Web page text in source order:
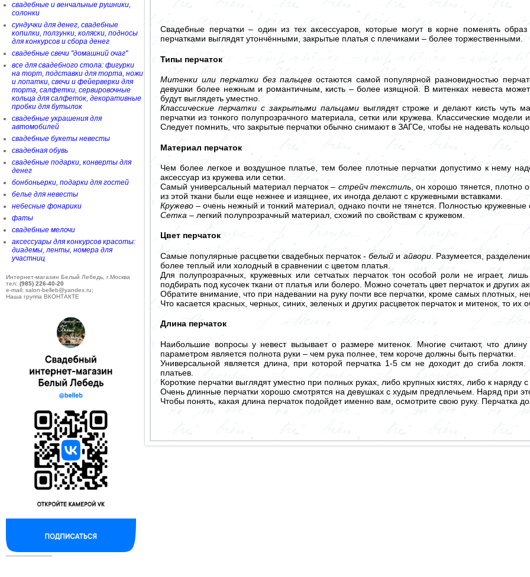
свадебные и венчальные рушники,
солонки
сундучки для денег, свадебные
копилки, ползунки, коляски, подносы
для конкурсов и сбора денег
свадебные свечи "домашний очаг"
все для свадебного стола: фигурки
на торт, подставки для торта, ножи
и лопатки, свечи и фейерверки для
торта, салфетки, сервировочные
кольца для салфеток, декоративные
пробки для бутылок
свадебные украшения для
автомобилей
свадебные букеты невесты
свадебная обувь
свадебные подарки, конверты для
денег
бонбоньерки, подарки для гостей
белье для невесты
небесные фонарики
фаты
свадебные мелочи
аксессуары для конкурсов красоты:
диадемы, ленты, номера для
участниц
Интернет-магазин Белый Лебедь, г.Москва
тел: (985) 226-40-20
e-mail: salon-belleb@yandex.ru;
Наша группа ВКОНТАКТЕ
--------------------------
Свадебные перчатки – один из тех аксессуаров, которые могут в корне поменять
перчатками выглядят утончёнными, закрытые платья с плечиками – более торжественными.
Типы перчаток
Митенки или перчатки без пальцев остаются самой популярной разновидностью
девушки более нежным и романтичным, кисть – более изящной. В митенках невеста
будут выглядеть уместно.
Классические перчатки с закрытыми пальцамивыглядят строже и делают кисть чуть
перчатки из тонкого полупрозрачного материала, сетки или кружева. Классические
Следует помнить, что закрытые перчатки обычно снимают в ЗАГСе, чтобы не надевать
Материал перчаток
Чем более легкое и воздушное платье, тем более плотные перчатки допустимо к нему
аксессуар из кружева или сетки.
Самый универсальный материал перчаток – стрейч текстиль, он хорошо тянется, плотно
из этой ткани были еще нежнее и изящнее, их иногда делают с кружевными вставками.
Кружево – очень нежный и тонкий материал, однако почти не тянется. Полностью
Сетка – легкий полупрозрачный материал, схожий по свойствам с кружевом.
Цвет перчаток
Самые популярные расцветки свадебных перчаток -белый и айвори. Разумеется,
более теплый или холодный в сравнении с цветом платья.
Для полупрозрачных, кружевных или сетчатых перчаток тон особой роли не играет,
подбирать под кусочек ткани от платья или болеро. Можно сочетать цвет перчаток и других
Обратите внимание, что при надевании на руку почти все перчатки, кроме самых плотных,
Что касается красных, черных, синих, зеленых и других расцветок перчаток и митенок, то
Длина перчаток
Наибольшие вопросы у невест вызывает о размере митенок. Многие считают, что
параметром является полнота руки – чем рука полнее, тем короче должны быть перчатки.
Универсальной является длина, при которой перчатка 1-5 см не доходит до сгиба
платьев.
Короткие перчатки выглядят уместно при полных руках, либо крупных кистях, либо к
Очень длинные перчатки хорошо смотрятся на девушках с худым предплечьем. Наряд при
Чтобы понять, какая длина перчаток подойдет именно вам, осмотрите свою руку. Перчатка